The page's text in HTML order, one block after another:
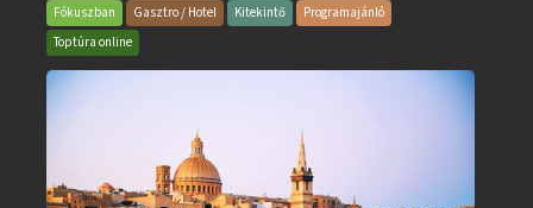
és
Gyógyfürdő
Fókuszban Gasztro / Hotel Kitekintő
Programajánló
Toptúra online